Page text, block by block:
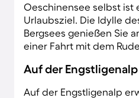
Oeschinensee selbst ist
Urlaubsziel. Die Idylle
Bergsees genießen Sie
einer Fahrt mit dem
Auf der Engstligenalp
Auf der Engstligenalp